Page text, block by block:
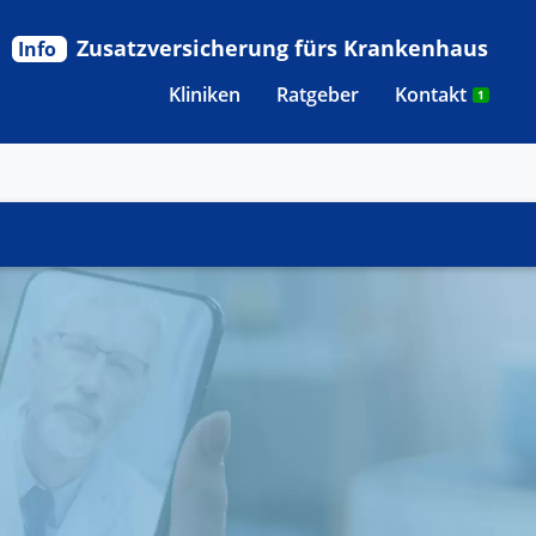
Kliniken
Ratgeber Kontakt 1
Info Zusatzversicherung fürs Krankenhaus